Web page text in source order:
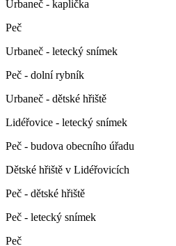
Urbaneč - kaplička
Peč
Urbaneč - letecký snímek
Peč - dolní rybník
Urbaneč - dětské hřiště
Lidéřovice - letecký snímek
Peč - budova obecního úřadu
Dětské hřiště v Lidéřovicích
Peč - dětské hřiště
Peč - letecký snímek
Peč